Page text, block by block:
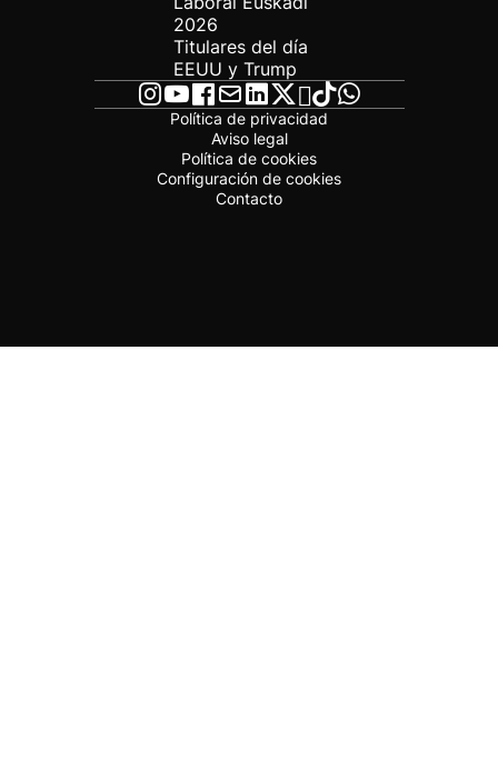
2026
Titulares del día
EEUU y Trump
Política de privacidad
Aviso legal
Política de cookies
Configuración de cookies
Contacto